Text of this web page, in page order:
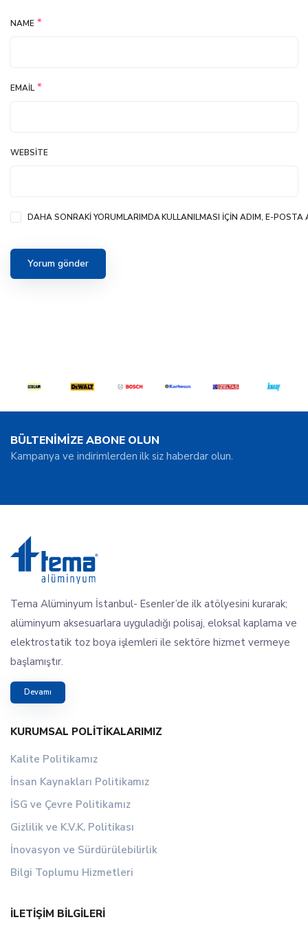
NAME *
EMAIL *
WEBSITE
DAHA SONRAKI YORUMLARIMDA KULLANILMASI IÇIN ADIM, E-POSTA
BÜLTENİMİZE ABONE OLUN
Kampanya ve indirimlerden ilk siz haberdar olun.
Tema Alüminyum İstanbul- Esenler’de ilk atölyesini kurarak;
alüminyum aksesuarlara uyguladığı polisaj, eloksal kaplama ve
elektrostatik toz boya işlemleri ile sektöre hizmet vermeye
başlamıştır.
Devamı
KURUMSAL POLITIKALARIMIZ
Kalite Politikamız
İnsan Kaynakları Politikamız
İSG ve Çevre Politikamız
Gizlilik ve K.V.K. Politikası
İnovasyon ve Sürdürülebilirlik
Bilgi Toplumu Hizmetleri
İLETIŞIM BILGILERI